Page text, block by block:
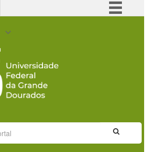
ALTO CONTRASTE
VISITORS